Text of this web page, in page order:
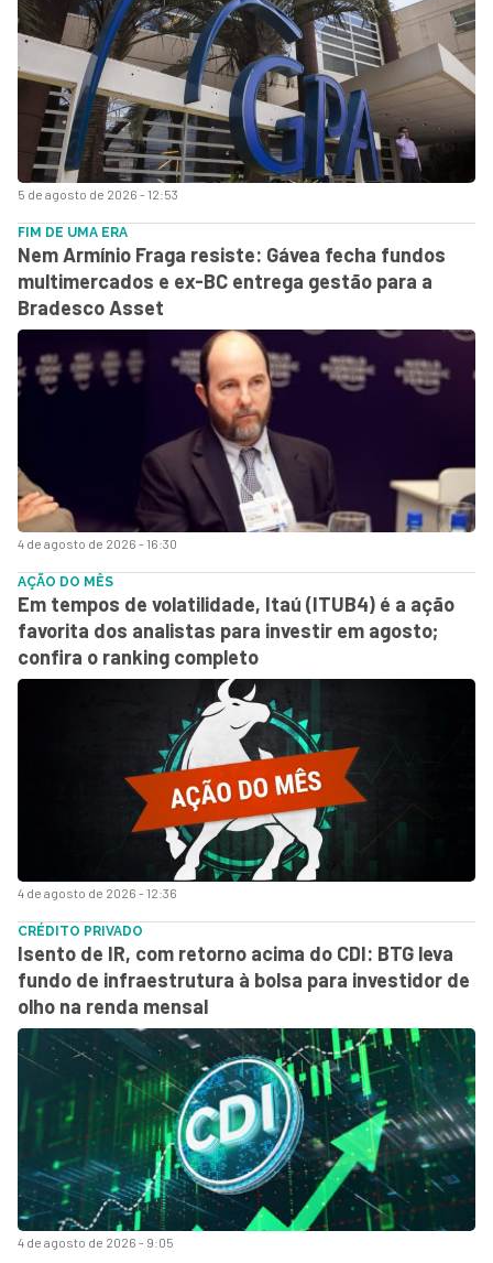
5 de agosto de 2026 - 12:53
4 de agosto de 2026 - 16:30
FIM DE UMA ERA
Nem Armínio Fraga resiste: Gávea fecha fundos
multimercados e ex-BC entrega gestão para a
Bradesco Asset
4 de agosto de 2026 - 12:36
AÇÃO DO MÊS
Em tempos de volatilidade, Itaú (ITUB4) é a ação
favorita dos analistas para investir em agosto;
confira o ranking completo
4 de agosto de 2026 - 9:05
CRÉDITO PRIVADO
Isento de IR, com retorno acima do CDI: BTG leva
fundo de infraestrutura à bolsa para investidor de
olho na renda mensal